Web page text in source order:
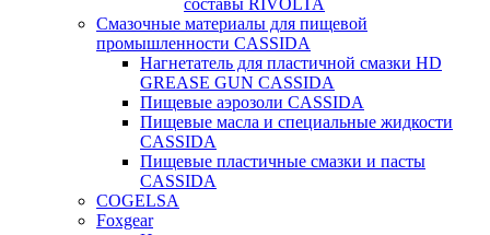
составы RIVOLTA
Смазочные материалы для пищевой
промышленности CASSIDA
Нагнетатель для пластичной смазки HD
GREASE GUN CASSIDA
Пищевые аэрозоли CASSIDA
Пищевые масла и специальные жидкости
CASSIDA
Пищевые пластичные смазки и пасты
CASSIDA
COGELSA
Foxgear